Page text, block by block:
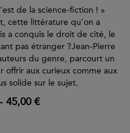
de la science-fiction ! »
cette littérature qu’on a
a conquis le droit de cité, le
pas étranger ?Jean-Pierre
du genre, parcourt un
offrir aux curieux comme aux
solide sur le sujet.
45,00 €